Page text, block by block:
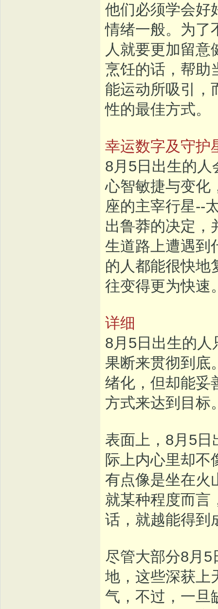
他们必须学会好
情绪一般。为了
人就要更加留
烹饪的话，帮助
能运动所吸引，
性的最佳方式。
幸运数字及守护
8月5日出生的
心智敏捷与变化
座的主宰行星--
出鲁莽的决定，
生道路上遭遇到
的人都能很快地
往变得更为快速
详细
8月5日出生的
果断来贯彻到底
绪化，但却能妥
方式来达到目标
表面上，8月5
际上内心里却不
有点像是坐在火
就某种程度而言
话，就越能得到
尽管大部分8月
地，这些深获上
气，不过，一旦